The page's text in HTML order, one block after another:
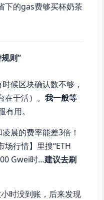
的gas费够买杯奶茶
则”
候区块确认数不够，
在干活）。我一般等
用。
晨的费率能差3倍！
行情】里搜“ETH
Gwei时…建议去刷
时没到账，后来发现